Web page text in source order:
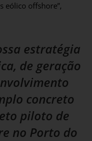
eólico offshore”,
estratégia
de geração
concreto
piloto de
no Porto do